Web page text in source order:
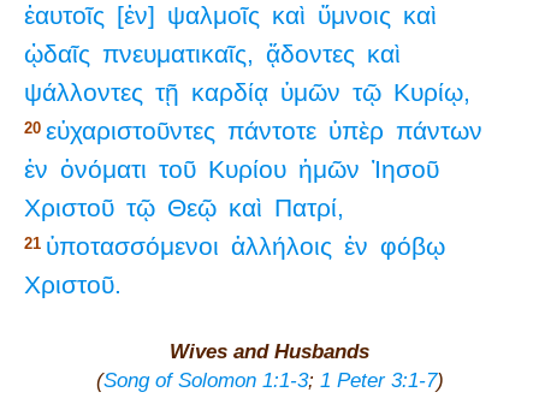
ἑαυτοῖς [ἐν] ψαλμοῖς καὶ ὕμνοις καὶ
ᾠδαῖς πνευματικαῖς, ᾄδοντες καὶ
ψάλλοντες τῇ καρδίᾳ ὑμῶν τῷ Κυρίῳ,
20 εὐχαριστοῦντες πάντοτε ὑπὲρ πάντων
ἐν ὀνόματι τοῦ Κυρίου ἡμῶν Ἰησοῦ
Χριστοῦ τῷ Θεῷ καὶ Πατρί,
21 ὑποτασσόμενοι ἀλλήλοις ἐν φόβῳ
Χριστοῦ.
Wives and Husbands
(Song of Solomon 1:1-3; 1 Peter 3:1-7)